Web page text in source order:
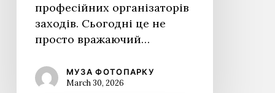
професійних організаторів
заходів. Сьогодні це не
просто вражаючий…
МУЗА ФОТОПАРКУ
March 30, 2026